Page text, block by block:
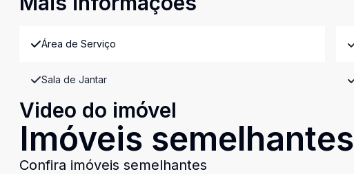
Área de Serviço
Sala de Jantar
Video do imóvel
Imóveis semelhantes
Confira imóveis semelhantes